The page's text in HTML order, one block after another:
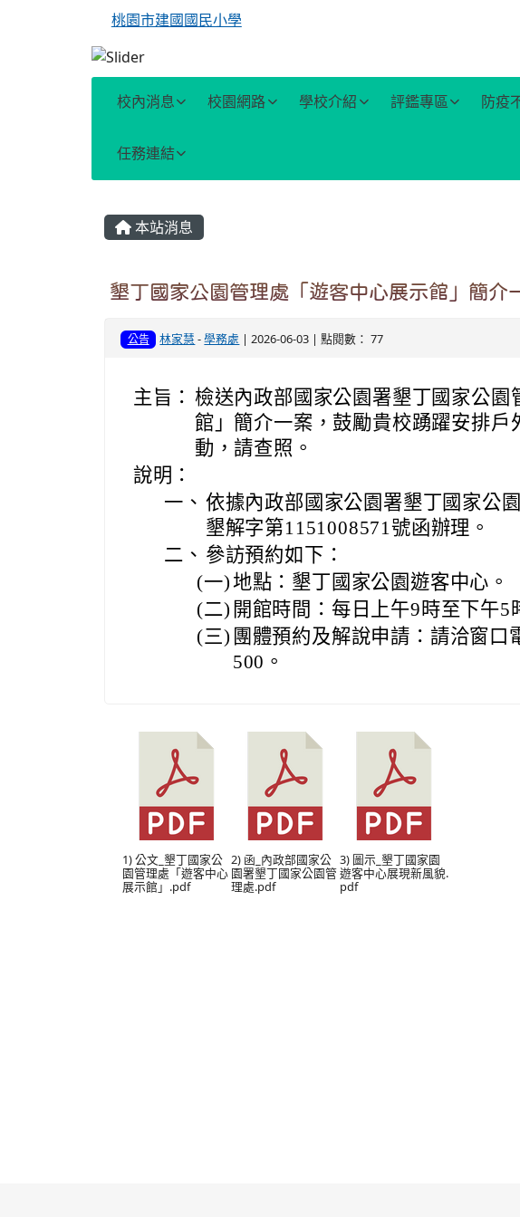
桃園市建國國民小學
校內消息 校園網路 學校介紹 評鑑專區 防疫
任務連結
主內容區域
本站消息
墾丁國家公園管理處「遊客中心展示館」簡介
公告 林家慧 -學務處 | 2026-06-03 | 點閱數： 77
主旨： 檢送內政部國家公園署墾丁國家公園
館」簡介一案，鼓勵貴校踴躍安排戶
動，請查照。
說明：
一、 依據內政部國家公園署墾丁國家公
墾解字第1151008571號函辦理。
二、 參訪預約如下：
(一)地點：墾丁國家公園遊客中心。
(二) 開館時間：每日上午9時至下午5
(三) 團體預約及解說申請：請洽窗口
500。
1) 公文_墾丁國家公
園管理處「遊客中心
展示館」.pdf
2) 函_內政部國家公
園署墾丁國家公園管
理處.pdf
3) 圖示_墾丁國家園
遊客中心展現新風貌.
pdf